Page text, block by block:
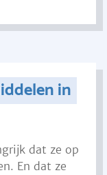
in
dat ze op
En dat ze